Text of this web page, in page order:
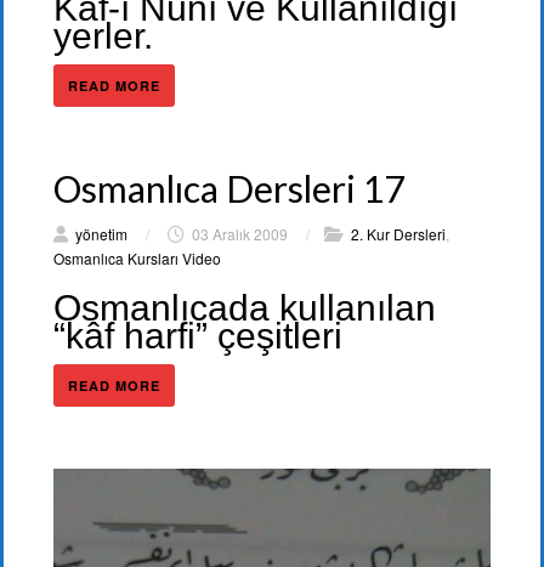
yerler.
READ MORE
Osmanlıca Dersleri 17
yönetim / 03 Aralık 2009 / 2. Kur Dersleri
Osmanlıca Kursları Video
Osmanlıcada kullanılan
“kâf harfi” çeşitleri
READ MORE